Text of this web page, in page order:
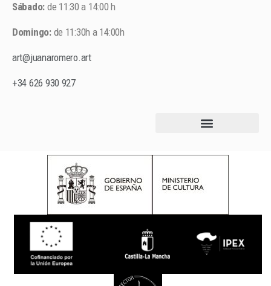
Sábado: de 11:30 a 14:00 h
Domingo:de 11:30h a 14:00h
art@juanaromero.art
+34 626 930 927